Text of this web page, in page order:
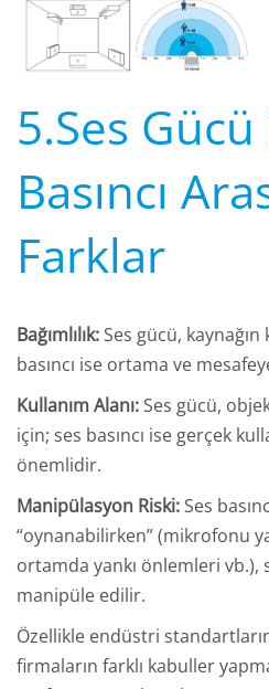
5.Ses Gücü
Basıncı
Farklar
Bağımlılık: Ses gücü,
basıncı ise ortama ve
Kullanım Alanı: Ses gücü,
için; ses basıncı ise gerçek
önemlidir.
Manipülasyon Riski: Ses
“oynanabilirken” (mikrofonu
ortamda yankı önlemleri vb.),
manipüle edilir.
Özellikle endüstri
firmaların farklı kabuller